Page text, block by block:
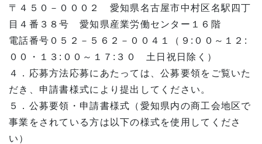
〒４５０－０００２ 愛知県名古屋市中村区名駅四丁
目４番３８号 愛知県産業労働センター１６階
電話番号０５２－５６２－００４１（９:００～１２:
００・１３:００～１７:３０ 土日祝日除く）
４．応募方法応募にあたっては、公募要領をご覧いた
だき、申請書様式により提出してください。
５．公募要領・申請書様式（愛知県内の商工会地区で
事業をされている方は以下の様式を使用してくださ
い）